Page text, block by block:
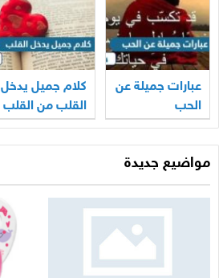
عبارات جميلة عن
الحب
كلام جميل يدخل
القلب من القلب
مواضيع جديدة